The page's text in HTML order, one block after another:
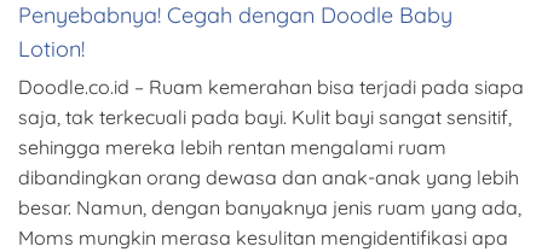
Penyebabnya! Cegah dengan Doodle Baby
Lotion!
Doodle.co.id – Ruam kemerahan bisa terjadi pada siapa
saja, tak terkecuali pada bayi. Kulit bayi sangat sensitif,
sehingga mereka lebih rentan mengalami ruam
dibandingkan orang dewasa dan anak-anak yang lebih
besar. Namun, dengan banyaknya jenis ruam yang ada,
Moms mungkin merasa kesulitan mengidentifikasi apa